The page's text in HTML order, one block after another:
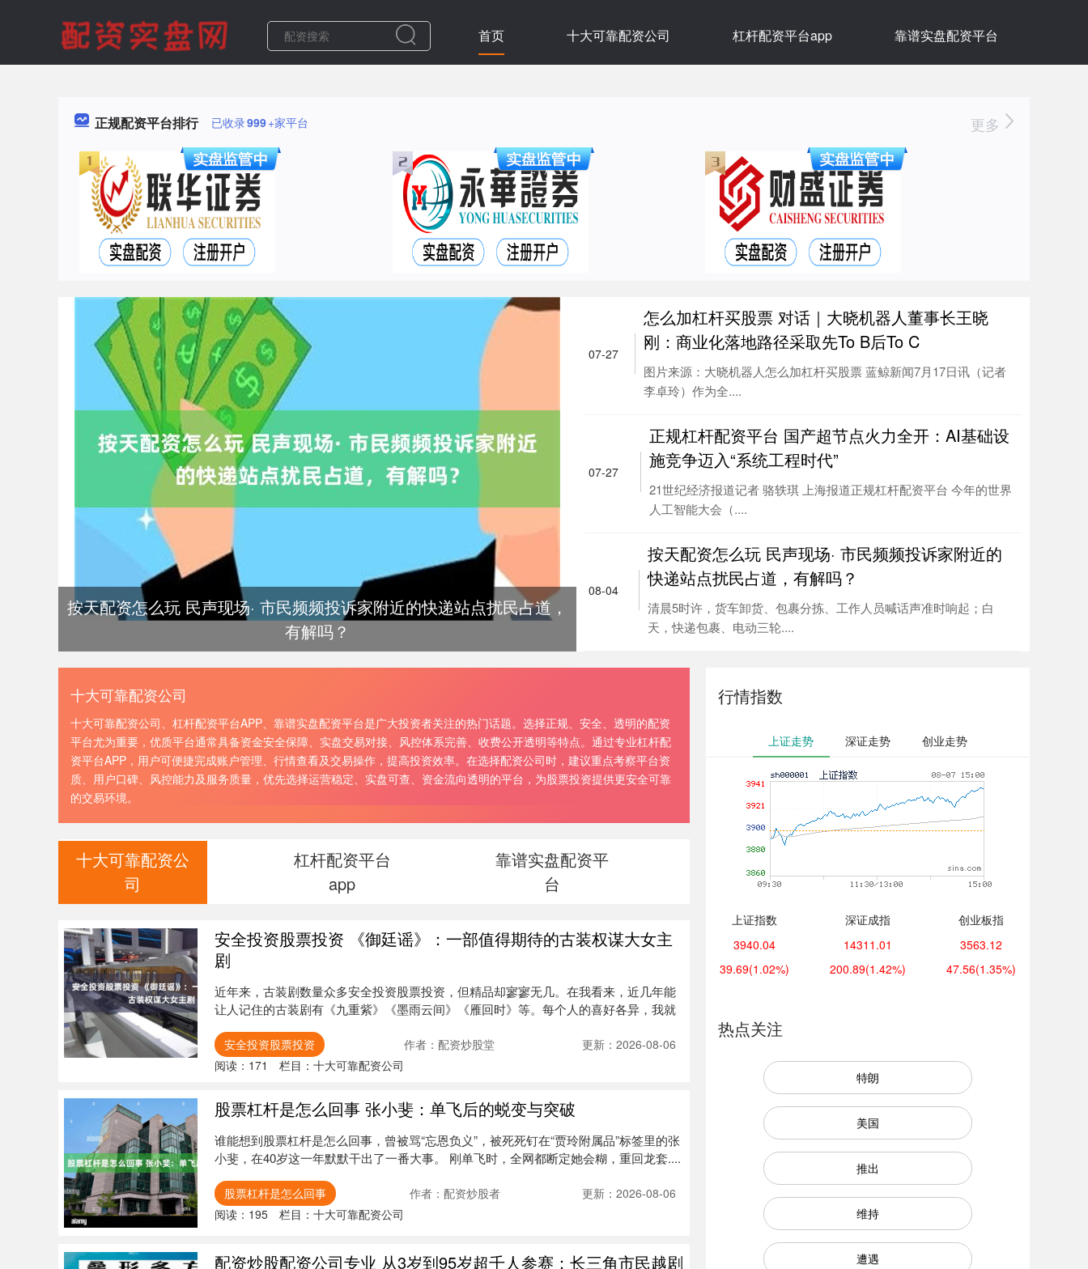
首页 十大可靠配资公司 杠杆配资平台app 靠谱实盘配资平台
正规配资平台排行 已收录999+家平台 更多
按天配资怎么玩 民声现场· 市民频频投诉家附近的快递站点扰民占道，
有解吗？
07-27
怎么加杠杆买股票 对话｜大晓机器人董事长王晓
刚：商业化落地路径采取先To B后To C
图片来源：大晓机器人怎么加杠杆买股票 蓝鲸新闻7月17日讯（记者
李卓玲）作为全....
07-27
正规杠杆配资平台 国产超节点火力全开：AI基础设
施竞争迈入“系统工程时代”
21世纪经济报道记者 骆轶琪 上海报道正规杠杆配资平台 今年的世界
人工智能大会（....
08-04
按天配资怎么玩 民声现场· 市民频频投诉家附近的
快递站点扰民占道，有解吗？
清晨5时许，货车卸货、包裹分拣、工作人员喊话声准时响起；白
天，快递包裹、电动三轮....
十大可靠配资公司
十大可靠配资公司、杠杆配资平台APP、靠谱实盘配资平台是广大投资者关注的热门话题。选择正规、安全、透明的配资
平台尤为重要，优质平台通常具备资金安全保障、实盘交易对接、风控体系完善、收费公开透明等特点。通过专业杠杆配
资平台APP，用户可便捷完成账户管理、行情查看及交易操作，提高投资效率。在选择配资公司时，建议重点考察平台资
质、用户口碑、风控能力及服务质量，优先选择运营稳定、实盘可查、资金流向透明的平台，为股票投资提供更安全可靠
的交易环境。
十大可靠配资公
司
杠杆配资平台
app
靠谱实盘配资平
台
安全投资股票投资 《御廷谣》：一部值得期待的古装权谋大女主
剧
近年来，古装剧数量众多安全投资股票投资，但精品却寥寥无几。在我看来，近几年能
让人记住的古装剧有《九重紫》《墨雨云间》《雁回时》等。每个人的喜好各异，我就
安全投资股票投资 作者：配资炒股堂
更新：2026-08-06
阅读： 171 栏目： 十大可靠配资公司
股票杠杆是怎么回事 张小斐：单飞后的蜕变与突破
谁能想到股票杠杆是怎么回事，曾被骂“忘恩负义”，被死死钉在“贾玲附属品”标签里的张
小斐，在40岁这一年默默干出了一番大事。 刚单飞时，全网都断定她会糊，重回龙套....
股票杠杆是怎么回事 作者：配资炒股者
更新：2026-08-06
阅读： 195 栏目： 十大可靠配资公司
配资炒股配资公司专业 从3岁到95岁超千人参赛：长三角市民越剧
行情指数
上证走势 深证走势 创业走势
上证指数
3940.04
39.69(1.02%)
深证成指
14311.01
200.89(1.42%)
创业板指
3563.12
47.56(1.35%)
热点关注
特朗
美国
推出
维持
遭遇